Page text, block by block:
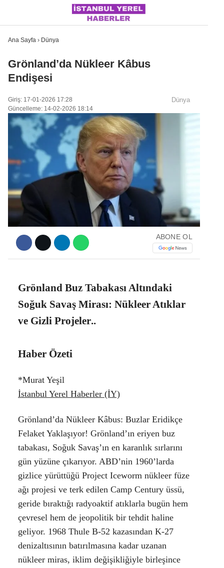
WhatsApp İhbar Hattı
İSTANBUL
ÜLKE GÜNDEMI
MAGAZIN
POLITIKA
SAĞLIK
SOSYAL MEDYA
SPOR
Ana Sayfa › Dünya
Grönland’da Nükleer Kâbus
Endişesi
Giriş: 17-01-2026 17:28
Güncelleme: 14-02-2026 18:14
Dünya
ABONE OL
Grönland Buz Tabakası Altındaki
Soğuk Savaş Mirası: Nükleer Atıklar
ve Gizli Projeler..
Haber Özeti
*Murat Yeşil
İstanbul Yerel Haberler (İY)
Grönland’da Nükleer Kâbus: Buzlar Eridikçe
Felaket Yaklaşıyor! Grönland’ın eriyen buz
tabakası, Soğuk Savaş’ın en karanlık sırlarını
gün yüzüne çıkarıyor. ABD’nin 1960’larda
gizlice yürüttüğü Project Iceworm nükleer füze
ağı projesi ve terk edilen Camp Century üssü,
geride bıraktığı radyoaktif atıklarla bugün hem
çevresel hem de jeopolitik bir tehdit haline
geliyor. 1968 Thule B-52 kazasından K-27
denizaltısının batırılmasına kadar uzanan
nükleer miras, iklim değişikliğiyle birleşince